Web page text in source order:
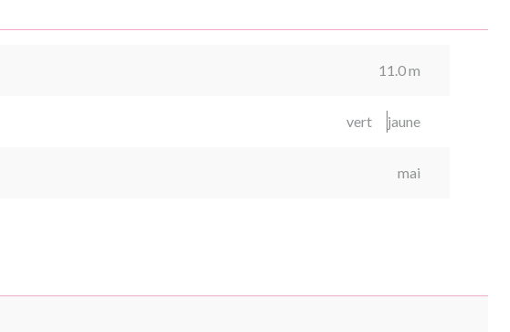
11.0 m
vert jaune
mai